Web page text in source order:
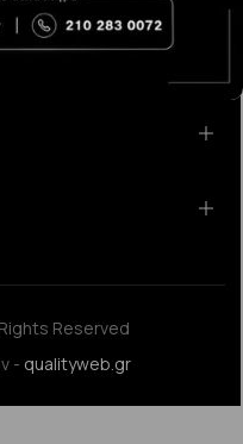
Reserved
- qualityweb.gr